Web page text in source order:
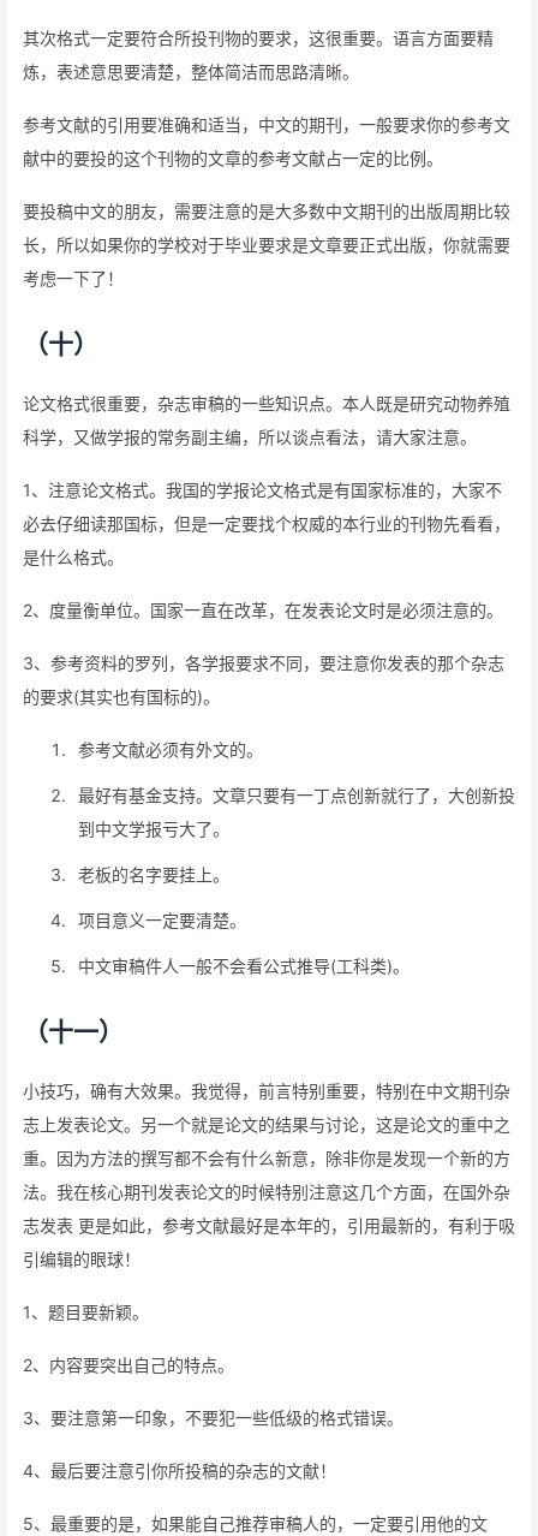
其次格式一定要符合所投刊物的要求，这很重要。语言方面要精
炼，表述意思要清楚，整体简洁而思路清晰。
参考文献的引用要准确和适当，中文的期刊，一般要求你的参考文
献中的要投的这个刊物的文章的参考文献占一定的比例。
要投稿中文的朋友，需要注意的是大多数中文期刊的出版周期比较
长，所以如果你的学校对于毕业要求是文章要正式出版，你就需要
考虑一下了！
（十）
论文格式很重要，杂志审稿的一些知识点。本人既是研究动物养殖
科学，又做学报的常务副主编，所以谈点看法，请大家注意。
1、注意论文格式。我国的学报论文格式是有国家标准的，大家不
必去仔细读那国标，但是一定要找个权威的本行业的刊物先看看，
是什么格式。
2、度量衡单位。国家一直在改革，在发表论文时是必须注意的。
3、参考资料的罗列，各学报要求不同，要注意你发表的那个杂志
的要求(其实也有国标的)。
参考文献必须有外文的。
最好有基金支持。文章只要有一丁点创新就行了，大创新投
到中文学报亏大了。
老板的名字要挂上。
项目意义一定要清楚。
中文审稿件人一般不会看公式推导(工科类)。
（十一）
小技巧，确有大效果。我觉得，前言特别重要，特别在中文期刊杂
志上发表论文。另一个就是论文的结果与讨论，这是论文的重中之
重。因为方法的撰写都不会有什么新意，除非你是发现一个新的方
法。我在核心期刊发表论文的时候特别注意这几个方面，在国外杂
志发表 更是如此，参考文献最好是本年的，引用最新的，有利于吸
引编辑的眼球！
1、题目要新颖。
2、内容要突出自己的特点。
3、要注意第一印象，不要犯一些低级的格式错误。
4、最后要注意引你所投稿的杂志的文献！
5、最重要的是，如果能自己推荐审稿人的，一定要引用他的文